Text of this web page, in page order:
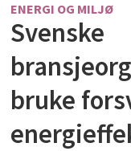
ENERGI OG MILJØ
Svenske
bruke